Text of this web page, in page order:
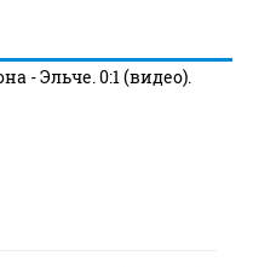
- Эльче. 0:1 (видео).